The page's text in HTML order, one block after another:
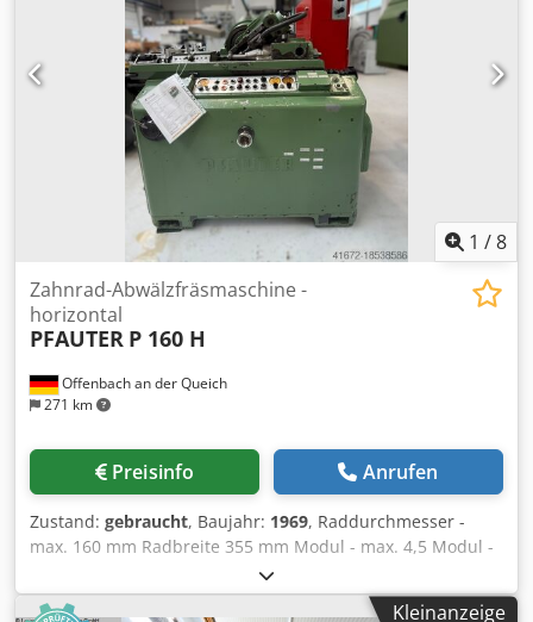
1 /8
Offenbach an der Queich
271 km
Zahnrad-Abwälzfräsmaschine -
horizontal
PFAUTER P 160 H
Preisinfo Anrufen
Zustand: gebraucht, Baujahr: 1969, Raddurchmesser -
max. 160 mm Radbreite 355 mm Modul - max. 4,5 Modul -
min. 0,5 Spitzenweite 450 mm Gesamtleistungsbedarf 11
kW Maschinengewicht ca. 3,8 t Raumbedarf ca. 2x17,1,6 m
Kleinanzeige